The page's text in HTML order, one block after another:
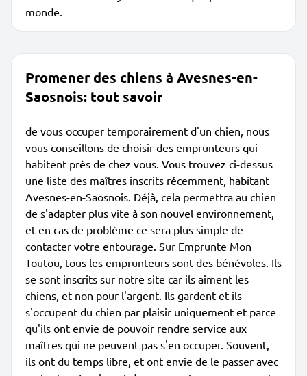
monde.
Promener des chiens à Avesnes-en-
Saosnois: tout savoir
de vous occuper temporairement d'un chien, nous
vous conseillons de choisir des emprunteurs qui
habitent près de chez vous. Vous trouvez ci-dessus
une liste des maîtres inscrits récemment, habitant
Avesnes-en-Saosnois. Déjà, cela permettra au chien
de s'adapter plus vite à son nouvel environnement,
et en cas de problème ce sera plus simple de
contacter votre entourage. Sur Emprunte Mon
Toutou, tous les emprunteurs sont des bénévoles. Ils
se sont inscrits sur notre site car ils aiment les
chiens, et non pour l'argent. Ils gardent et ils
s'occupent du chien par plaisir uniquement et parce
qu'ils ont envie de pouvoir rendre service aux
maîtres qui ne peuvent pas s'en occuper. Souvent,
ils ont du temps libre, et ont envie de le passer avec